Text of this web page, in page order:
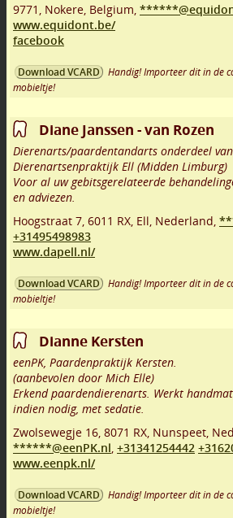
9771 Nokere Belgium,
www.equidont.be/
facebook
Download VCARD
Handig! Importeer dit in de
mobieltje!
Diane Janssen - van Rozen
Dierenarts/paardentandarts onderdeel van
Dierenartsenpraktijk Ell (Midden Limburg)
Voor al uw gebitsgerelateerde
en adviezen.
Hoogstraat 7 6011 RX Ell Nederland,
+31495498983
www.dapell.nl/
Download VCARD
Handig! Importeer dit in de
mobieltje!
Dianne Kersten
eenPK, Paardenpraktijk Kersten.
(aanbevolen door Mich Elle)
Erkend paardendierenarts. Werkt
indien nodig, met sedatie.
Zwolsewegje 16 8071 RX Nunspeet
******@eenPK.nl +31341254442
www.eenpk.nl/
Download VCARD
Handig! Importeer dit in de
mobieltje!